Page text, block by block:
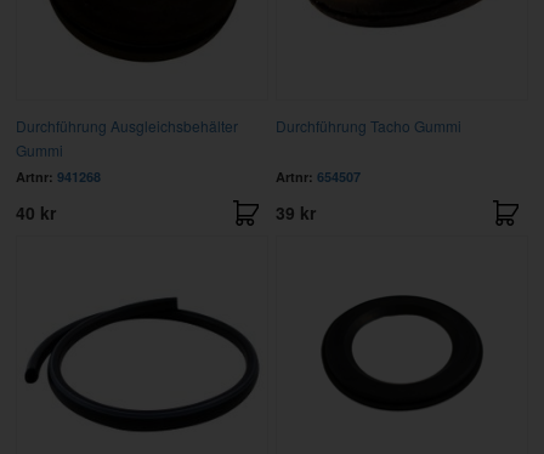
Durchführung Ausgleichsbehälter
Gummi
Artnr: 941268
40 kr
Durchführung Tacho Gummi
Artnr: 654507
39 kr